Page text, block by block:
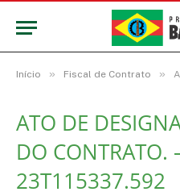
Início » Fiscal de Contrato »
ATO DE
DO CONTRATO.
23T115337.592